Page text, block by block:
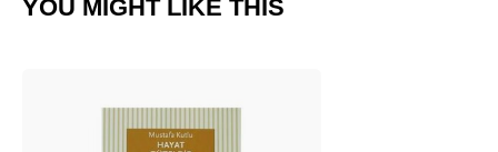
YOU MIGHT LIKE THIS